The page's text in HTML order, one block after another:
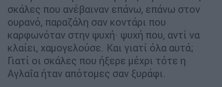
σκάλες που ανέβαιναν επάνω, επάνω στον
ουρανό, παραζάλη σαν κοντάρι που
καρφωνόταν στην ψυχή· ψυχή που, αντί να
κλαίει, χαμογελούσε. Και γιατί όλα αυτά;
Γιατί οι σκάλες που ήξερε μέχρι τότε η
Αγλαΐα ήταν απότομες σαν ξυράφι.